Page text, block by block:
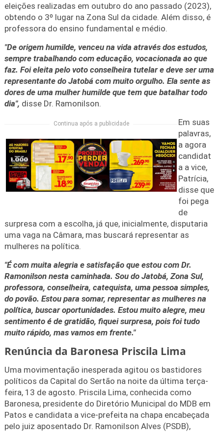
eleições realizadas em outubro do ano passado (2023),
obtendo o 3º lugar na Zona Sul da cidade. Além disso, é
professora do ensino fundamental e médio.
"De origem humilde, venceu na vida através dos estudos,
sempre trabalhando com educação, vocacionada ao que
faz. Foi eleita pelo voto conselheira tutelar e deve ser uma
representante do Jatobá com muito orgulho. Ela sente as
dores de uma mulher humilde que tem que batalhar todo
dia", disse Dr. Ramonilson.
Continua após a publicidade
Em suas
palavras,
a agora
candidat
a a vice,
Patrícia,
disse que
foi pega
de
surpresa com a escolha, já que, inicialmente, disputaria
uma vaga na Câmara, mas buscará representar as
mulheres na política.
"É com muita alegria e satisfação que estou com Dr.
Ramonilson nesta caminhada. Sou do Jatobá, Zona Sul,
professora, conselheira, catequista, uma pessoa simples,
do povão. Estou para somar, representar as mulheres na
política, buscar oportunidades. Estou muito alegre, meu
sentimento é de gratidão, fiquei surpresa, pois foi tudo
muito rápido, mas vamos em frente."
Renúncia da Baronesa Priscila Lima
Uma movimentação inesperada agitou os bastidores
políticos da Capital do Sertão na noite da última terça-
feira, 13 de agosto. Priscila Lima, conhecida como
Baronesa, presidente do Diretório Municipal do MDB em
Patos e candidata a vice-prefeita na chapa encabeçada
pelo juiz aposentado Dr. Ramonilson Alves (PSDB),